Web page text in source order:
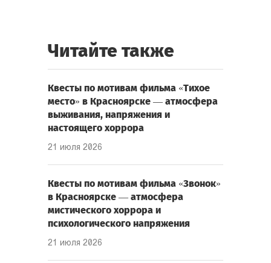
Читайте также
Квесты по мотивам фильма «Тихое
место» в Красноярске — атмосфера
выживания, напряжения и
настоящего хоррора
21 июля 2026
Квесты по мотивам фильма «Звонок»
в Красноярске — атмосфера
мистического хоррора и
психологического напряжения
21 июля 2026